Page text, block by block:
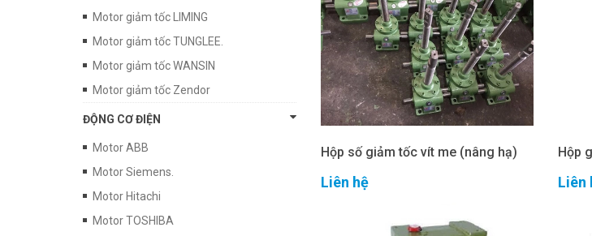
Hộp số giảm tốc vít me (nâng hạ)
Liên hệ
Hộp
Liên
Motor giảm tốc LIMING
Motor giảm tốc TUNGLEE.
Motor giảm tốc WANSIN
Motor giảm tốc Zendor
ĐỘNG CƠ ĐIỆN
Motor ABB
Motor Siemens.
Motor Hitachi
Motor TOSHIBA